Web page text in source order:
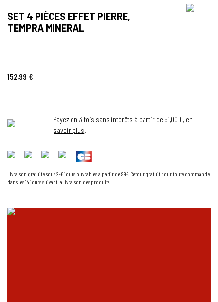
SET 4 PIÈCES EFFET PIERRE,
TEMPRA MINERAL
152,99 €
Payez en 3 fois sans intérêts à partir de 51,00 €, en
savoir plus.
Livraison gratuite sous 2-6 jours ouvrables à partir de 99€. Retour gratuit pour toute commande
dans les 14 jours suivant la livraison des produits.